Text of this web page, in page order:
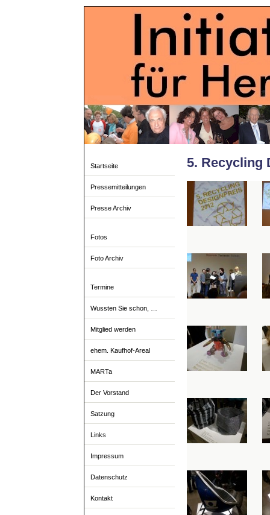
Startseite
Pressemitteilungen
Presse Archiv
Fotos
Foto Archiv
Termine
Wussten Sie schon, …
Mitglied werden
ehem. Kaufhof-Areal
MARTa
Der Vorstand
Satzung
Links
Impressum
Datenschutz
Kontakt
5. Recycling